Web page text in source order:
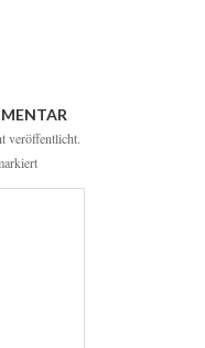
veröffentlicht.